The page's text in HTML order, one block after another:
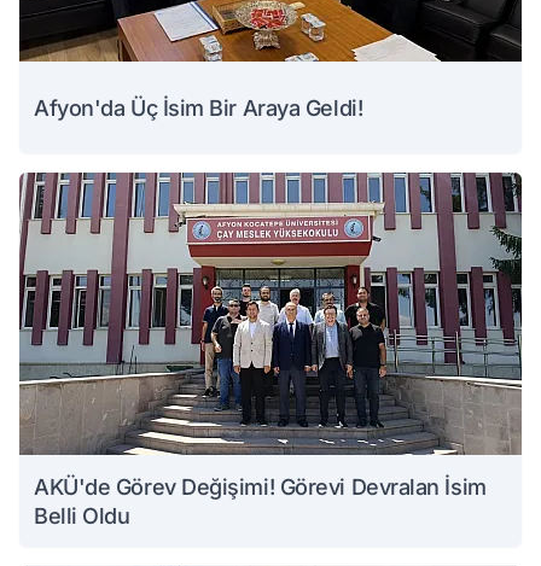
Afyon'da Üç İsim Bir Araya Geldi!
AKÜ'de Görev Değişimi! Görevi Devralan İsim
Belli Oldu